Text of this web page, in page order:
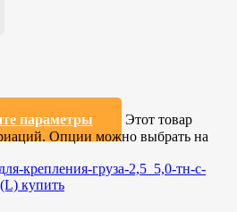
параметры
Этот товар
Опции можно выбрать на